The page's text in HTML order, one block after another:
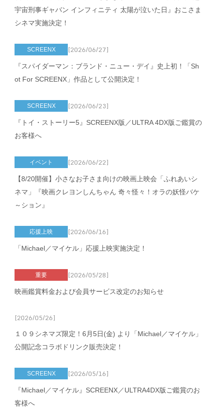
宇宙刑事ギャバン インフィニティ 太陽が泣いた日』おこさま
シネマ実施決定！
SCREENX [2026/06/27]
『スパイダーマン：ブランド・ニュー・デイ』史上初！「Sh
ot For SCREENX」作品として公開決定！
SCREENX [2026/06/23]
『トイ・ストーリー5』SCREENX版／ULTRA 4DX版ご鑑賞の
お客様へ
イベント [2026/06/22]
【8/20開催】小さなお子さま向けの映画上映会「ふれあいシ
ネマ」『映画クレヨンしんちゃん 奇々怪々！オラの妖怪バケ
～ション』
応援上映 [2026/06/16]
「Michael／マイケル」応援上映実施決定！
重要 [2026/05/28]
映画鑑賞料金および会員サービス改定のお知らせ
[2026/05/26]
１０９シネマズ限定！6月5日(金) より「Michael／マイケル」
公開記念コラボドリンク販売決定！
SCREENX [2026/05/16]
『Michael／マイケル』SCREENX／ULTRA4DX版ご鑑賞のお
客様へ